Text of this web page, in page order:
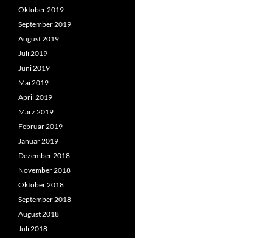
Oktober 2019
September 2019
August 2019
Juli 2019
Juni 2019
Mai 2019
April 2019
März 2019
Februar 2019
Januar 2019
Dezember 2018
November 2018
Oktober 2018
September 2018
August 2018
Juli 2018